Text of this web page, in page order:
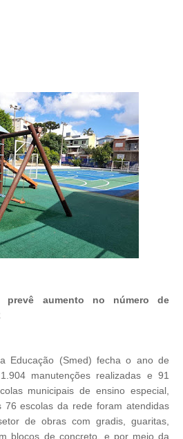
prevê aumento no número de
Educação (Smed) fecha o ano de
manutenções realizadas e 91
municipais de ensino especial,
76 escolas da rede foram atendidas
de obras com gradis, guaritas,
blocos de concreto, e por meio da